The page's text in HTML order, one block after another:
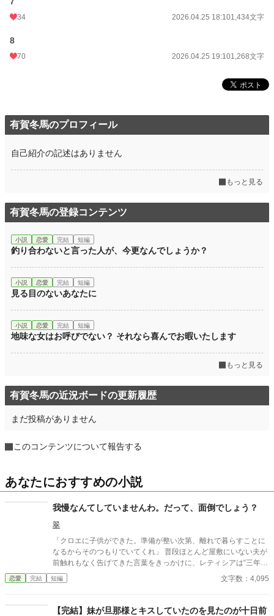
34 2026.04.25 18:101,434文字
8
70 2026.04.25 19:101,268文字
有賀冬馬のプロフィール
自己紹介の記述はありません
もっと見る
有賀冬馬の登録コンテンツ
小説 恋愛 完結 短編
釣り合わないと言った人が、今更なんでしょうか？
小説 恋愛 完結 短編
見る目のないあなたに
小説 恋愛 完結 短編
地味な女はお呼びでない？ それなら喜んでお暇いたします
もっと見る
有賀冬馬の近況ボードの更新履歴
まだ投稿がありません
このコンテンツについて報告する
あなたにおすすめの小説
我慢なんてしていませんわ。だって、面倒でしょう？
翠
「クロエに子供ができた。準備が整い次第、離れで暮らすことに
なるからそのつもりでいてくれ」 普段ほとんど屋敷にいない夫が
前触れもなく告げてきた言葉をきっかけに、レティシアは“三年
間”の契約を終わらせることにした。 赤の他人を屋敷に迎えるこ
とはしない。 不要なものに感情を砕く理由などない。 「だって、
切り捨ててしまいましょう。
恋愛 完結 短編 文字数：4,095
【完結】妹が旦那様とキスしていたのを見たのが十日前